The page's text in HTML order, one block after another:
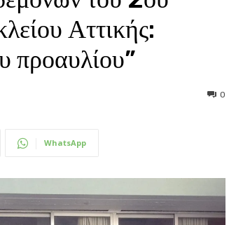
Αττικής:
προαυλίου”
0
WhatsApp